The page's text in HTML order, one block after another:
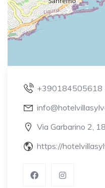
+390184505618
Via Garbarino 2,
https://